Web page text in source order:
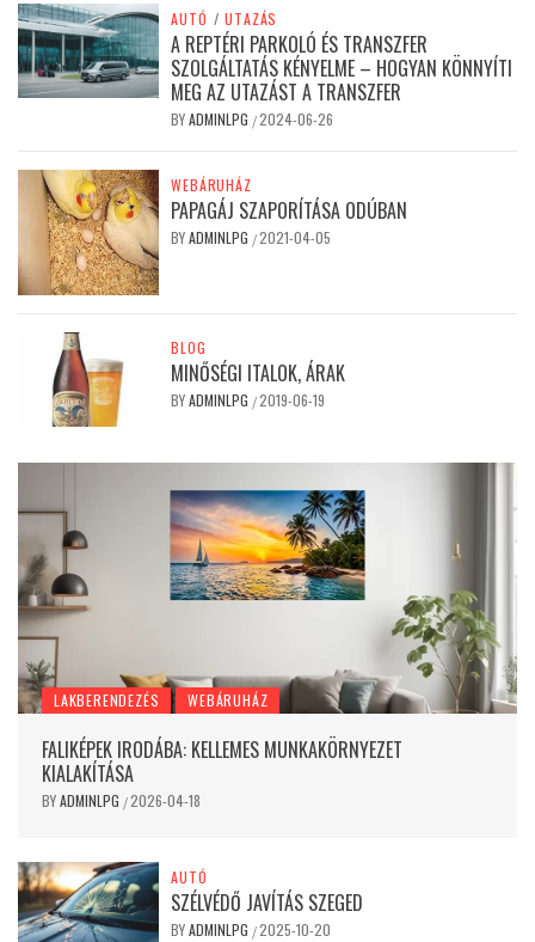
AUTÓ / UTAZÁS
A REPTÉRI PARKOLÓ ÉS TRANSZFER
SZOLGÁLTATÁS KÉNYELME – HOGYAN KÖNNYÍTI
MEG AZ UTAZÁST A TRANSZFER
BYADMINLPG /2024-06-26
WEBÁRUHÁZ
PAPAGÁJ SZAPORÍTÁSA ODÚBAN
BYADMINLPG /2021-04-05
BLOG
MINŐSÉGI ITALOK, ÁRAK
BYADMINLPG /2019-06-19
LAKBERENDEZÉS WEBÁRUHÁZ
FALIKÉPEK IRODÁBA: KELLEMES MUNKAKÖRNYEZET
KIALAKÍTÁSA
BYADMINLPG /2026-04-18
AUTÓ
SZÉLVÉDŐ JAVÍTÁS SZEGED
BYADMINLPG /2025-10-20